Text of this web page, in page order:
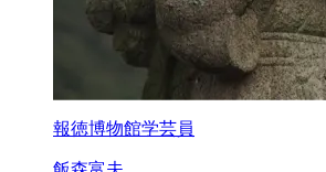
報徳博物館学芸員